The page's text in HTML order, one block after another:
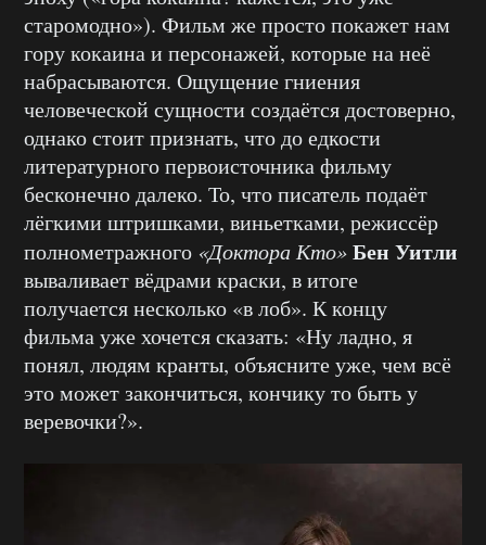
старомодно»). Фильм же просто покажет нам
гору кокаина и персонажей, которые на неё
набрасываются. Ощущение гниения
человеческой сущности создаётся достоверно,
однако стоит признать, что до едкости
литературного первоисточника фильму
бесконечно далеко. То, что писатель подаёт
лёгкими штришками, виньетками, режиссёр
полнометражного «Доктора Кто»Бен Уитли
вываливает вёдрами краски, в итоге
получается несколько «в лоб». К концу
фильма уже хочется сказать: «Ну ладно, я
понял, людям кранты, объясните уже, чем всё
это может закончиться, кончику то быть у
веревочки?».